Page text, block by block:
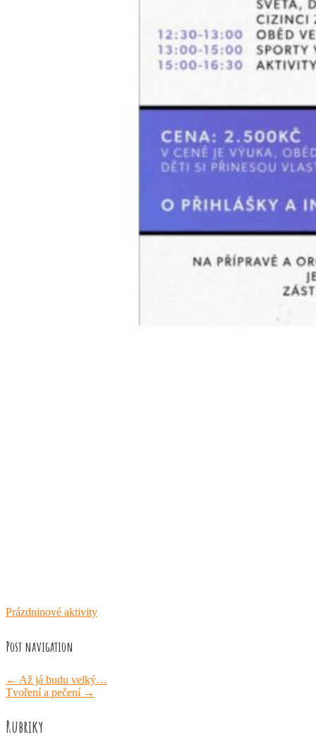
Prázdninové aktivity
Post navigation
← Až já budu velký…
Tvoření a pečení →
Rubriky